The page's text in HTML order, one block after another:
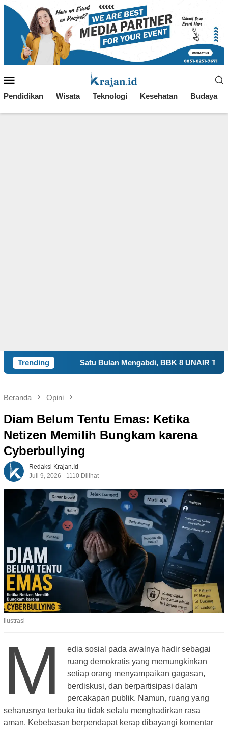
Loncat
Mobile
Pendidikan Wisata Teknologi Kesehatan Budaya
Trending
Satu Bulan Mengabdi, BBK 8 UNAIR Tampilkan Capaian
Beranda Opini
Diam Belum Tentu Emas: Ketika
Netizen Memilih Bungkam karena
Cyberbullying
Redaksi Krajan.id
Juli 9, 2026
1110 Dilihat
Ilustrasi
M
edia sosial pada awalnya hadir sebagai
ruang demokratis yang memungkinkan
setiap orang menyampaikan gagasan,
berdiskusi, dan berpartisipasi dalam
percakapan publik. Namun, ruang yang
seharusnya terbuka itu tidak selalu menghadirkan rasa
aman. Kebebasan berpendapat kerap dibayangi komentar